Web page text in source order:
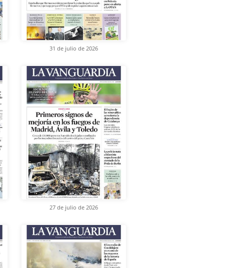
31 de julio de 2026
27 de julio de 2026